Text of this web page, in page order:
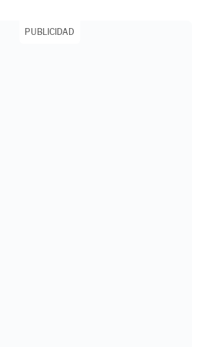
PUBLICIDAD